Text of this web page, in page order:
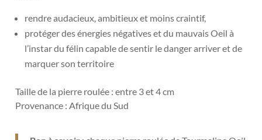
rendre audacieux, ambitieux et moins craintif,
protéger des énergies négatives et du mauvais Oeil à
l’instar du félin capable de sentir le danger arriver et de
marquer son territoire
Taille de la pierre roulée : entre 3 et 4 cm
Provenance : Afrique du Sud